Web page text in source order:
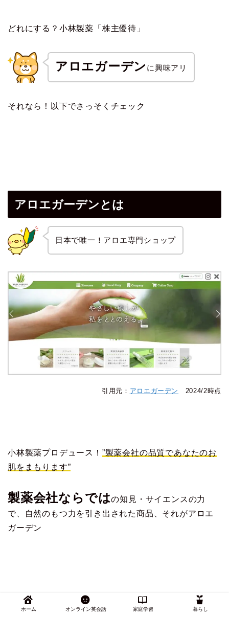
どれにする？小林製薬「株主優待」
アロエガーデン に興味アリ
それなら！以下でさっそくチェック
アロエガーデンとは
日本で唯一！アロエ専門ショップ
引用元： アロエガーデン 2024/2時点
小林製薬プロデュース！ ”製薬会社の品質であなたのお
肌をまもります”
製薬会社ならではの知見・サイエンスの力
で、自然のもつ力を引き出された商品、それがアロエ
ガーデン
ホーム オンライン英会話 家庭学習 暮らし